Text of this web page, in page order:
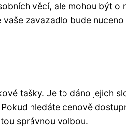
věcí, ale mohou být o
zavazadlo bude
tašky. Je to dáno jejich
hledáte cenově
správnou volbou.